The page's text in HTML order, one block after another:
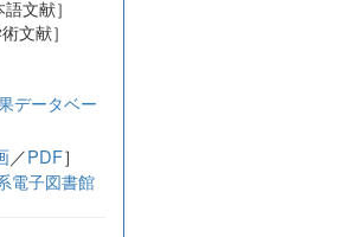
語文献］
術文献］
データベー
／PDF］
電子図書館